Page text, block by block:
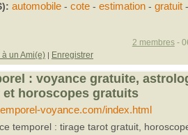
automobile- cote- estimation- gratuit
à un Ami(e) | Enregistrer
2 membres-
: voyance gratuite,
et horoscopes gratuits
voyance.com/index.html
temporel : tirage tarot gratuit,